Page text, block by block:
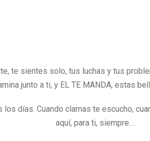
te sientes solo, tus luchas y tus
junto a ti, y EL TE MANDA, estas
los días. Cuando clamas te escucho,
aquí, para ti, siempre….